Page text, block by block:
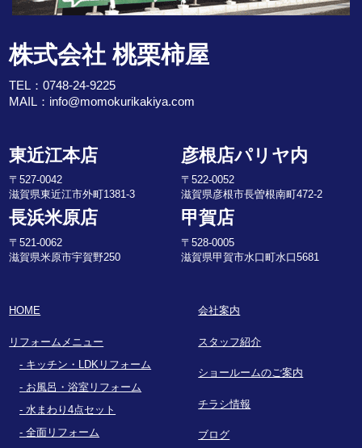
株式会社 桃栗柿屋
TEL：0748-24-9225
MAIL： info@momokurikakiya.com
東近江本店
〒527-0042
滋賀県東近江市外町1381-3
彦根店パリヤ内
〒522-0052
滋賀県彦根市長曽根南町472-2
長浜米原店
〒521-0062
滋賀県米原市宇賀野250
甲賀店
〒528-0005
滋賀県甲賀市水口町水口5681
HOME
リフォームメニュー
キッチン・LDKリフォーム
お風呂・浴室リフォーム
水まわり4点セット
全面リフォーム
会社案内
スタッフ紹介
ショールームのご案内
チラシ情報
ブログ